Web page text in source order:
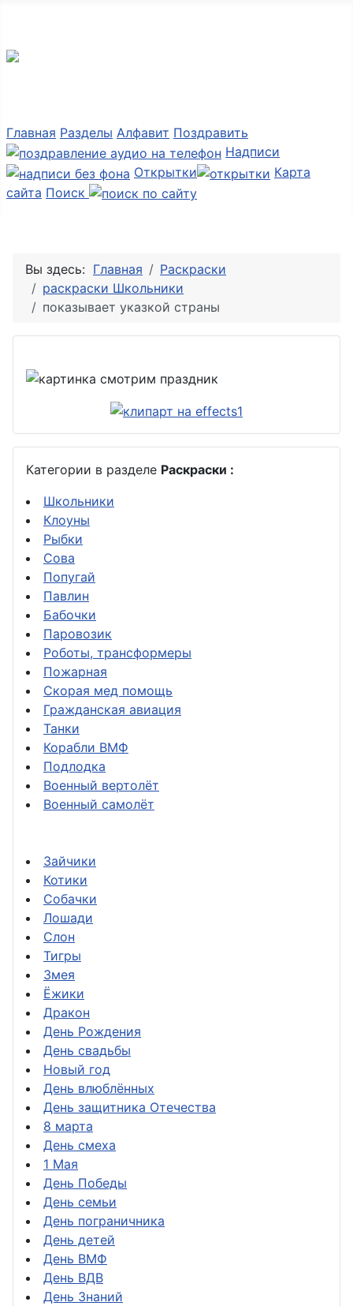
Главная Разделы Алфавит Поздравить
Надписи
Открытки
Карта
сайта Поиск
Вы здесь: Главная
Раскраски
раскраски Школьники
показывает указкой страны
Категории в разделе Раскраски :
Школьники
Клоуны
Рыбки
Сова
Попугай
Павлин
Бабочки
Паровозик
Роботы, трансформеры
Пожарная
Скорая мед помощь
Гражданская авиация
Танки
Корабли ВМФ
Подлодка
Военный вертолёт
Военный самолёт
Зайчики
Котики
Собачки
Лошади
Слон
Тигры
Змея
Ёжики
Дракон
День Рождения
День свадьбы
Новый год
День влюблённых
День защитника Отечества
8 марта
День смеха
1 Мая
День Победы
День семьи
День пограничника
День детей
День ВМФ
День ВДВ
День Знаний